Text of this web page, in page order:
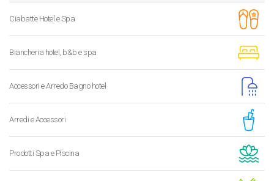
Ciabatte Hotel e Spa
Biancheria hotel, b&b e spa
Accessori e Arredo Bagno hotel
Arredi e Accessori
Prodotti Spa e Piscina